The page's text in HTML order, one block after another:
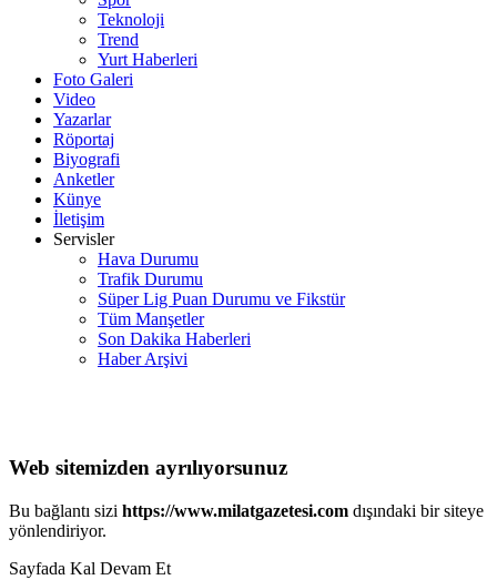
Teknoloji
Trend
Yurt Haberleri
Foto Galeri
Video
Yazarlar
Röportaj
Biyografi
Anketler
Künye
İletişim
Servisler
Hava Durumu
Trafik Durumu
Süper Lig Puan Durumu ve Fikstür
Tüm Manşetler
Son Dakika Haberleri
Haber Arşivi
Web sitemizden ayrılıyorsunuz
Bu bağlantı sizi https://www.milatgazetesi.com dışındaki bir siteye
yönlendiriyor.
Sayfada Kal Devam Et